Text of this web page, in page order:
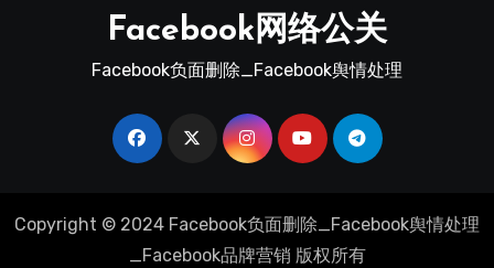
Facebook网络公关
Facebook负面删除_Facebook舆情处理
Copyright © 2024 Facebook负面删除_Facebook舆情处理
_Facebook品牌营销 版权所有